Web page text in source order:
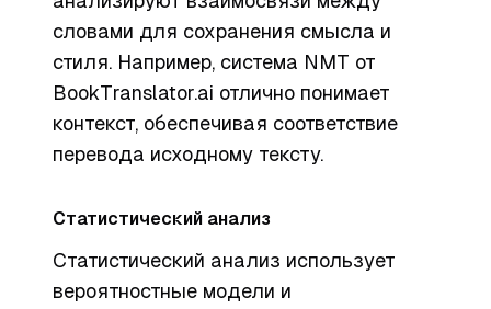
словами для сохранения смысла и
стиля. Например, система NMT от
BookTranslator.ai отлично понимает
контекст, обеспечивая соответствие
перевода исходному тексту.
Статистический анализ
Статистический анализ использует
вероятностные модели и